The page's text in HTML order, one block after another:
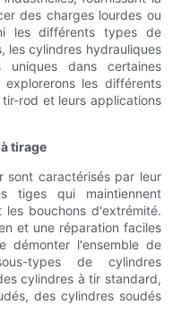
des charges lourdes ou
les différents types de
les cylindres hydrauliques
dans certaines
les différents
rod et leurs applications
tirage
sont caractérisés par leur
tiges qui maintiennent
bouchons d'extrémité.
et une réparation faciles
démonter l'ensemble de
types de cylindres
cylindres à tir standard,
des cylindres soudés